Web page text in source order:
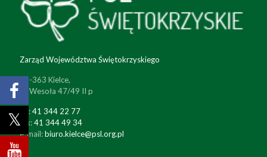
Zarząd Województwa Świętokrzyskiego
25-363 Kielce,
ul. Wesoła 47/49 II p
tel:41 344 22 77
fax:41 344 49 34
e-mail:biuro.kielce@psl.org.pl